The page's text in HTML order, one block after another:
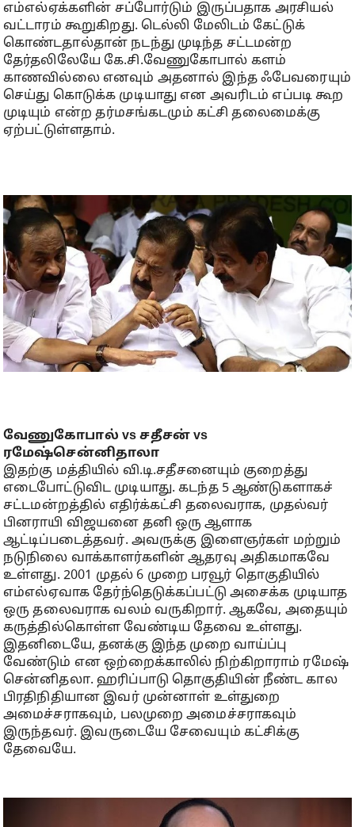
எம்எல்ஏக்களின் சப்போர்டும் இருப்பதாக அரசியல்
வட்டாரம் கூறுகிறது. டெல்லி மேலிடம் கேட்டுக்
கொண்டதால்தான் நடந்து முடிந்த சட்டமன்ற
தேர்தலிலேயே கே.சி.வேணுகோபால் களம்
காணவில்லை எனவும் அதனால் இந்த ஃபேவரையும்
செய்து கொடுக்க முடியாது என அவரிடம் எப்படி கூற
முடியும் என்ற தர்மசங்கடமும் கட்சி தலைமைக்கு
ஏற்பட்டுள்ளதாம்.
வேணுகோபால் vs சதீசன் vs
ரமேஷ்சென்னிதாலா
இதற்கு மத்தியில் வி.டி.சதீசனையும் குறைத்து
எடைபோட்டுவிட முடியாது. கடந்த 5 ஆண்டுகளாகச்
சட்டமன்றத்தில் எதிர்க்கட்சி தலைவராக, முதல்வர்
பினராயி விஜயனை தனி ஒரு ஆளாக
ஆட்டிப்படைத்தவர். அவருக்கு இளைஞர்கள் மற்றும்
நடுநிலை வாக்காளர்களின் ஆதரவு அதிகமாகவே
உள்ளது. 2001 முதல் 6 முறை பரவூர் தொகுதியில்
எம்எல்ஏவாக தேர்ந்தெடுக்கப்பட்டு அசைக்க முடியாத
ஒரு தலைவராக வலம் வருகிறார். ஆகவே, அதையும்
கருத்தில்கொள்ள வேண்டிய தேவை உள்ளது.
இதனிடையே, தனக்கு இந்த முறை வாய்ப்பு
வேண்டும் என ஒற்றைக்காலில் நிற்கிறாராம் ரமேஷ்
சென்னிதலா. ஹரிப்பாடு தொகுதியின் நீண்ட கால
பிரதிநிதியான இவர் முன்னாள் உள்துறை
அமைச்சராகவும், பலமுறை அமைச்சராகவும்
இருந்தவர். இவருடையே சேவையும் கட்சிக்கு
தேவையே.